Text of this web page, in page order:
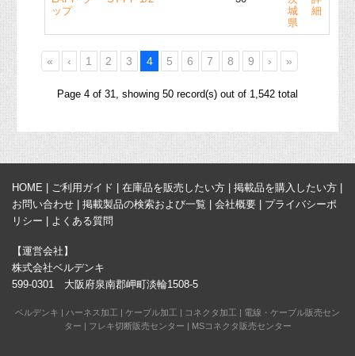
ップ
城
県
細
« ‹ 1 2 3 4 5 6 7 8 9 › »
Page 4 of 31, showing 50 record(s) out of 1,542 total
HOME ご利用ガイド 在庫品を販売したい方 掲載品を購入したい方
お問い合わせ
掲載製品の検索および一覧 会社概要
プライバシーポ
リシー
よくある質問
【運営会社】
株式会社ベルデンキ
599-0301 大阪府泉南郡岬町淡輪1508-5
ベルデンキ | ハーネス加工 | ケーブル加工 | コネクタ加工 | 電線・ケーブル販売セン
ター | フレキ切断販売センター | MSコネクタ販売センター